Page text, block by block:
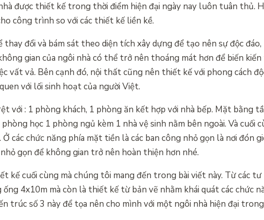
được thiết kế trong thời điểm hiện đại ngày nay luôn tuân thủ.
công trình so với các thiết kế liền kề.
đổi và bám sát theo diện tích xây dựng để tạo nên sự độc
gian của ngôi nhà có thể trở nên thoáng mát hơn để biến
vất vả. Bên cạnh đó, nội thất cũng nên thiết kế với phong cách
với lối sinh hoạt của người Việt.
với : 1 phòng khách, 1 phòng ăn kết hợp với nhà bếp. Mặt bằng
học 1 phòng ngủ kèm 1 nhà vệ sinh nằm bên ngoài. Và cuối
các chức năng phía mặt tiền là các ban công nhỏ gọn là nơi đón
gọn để không gian trở nên hoàn thiện hơn nhé.
kế cuối cùng mà chúng tôi mang đến trong bài viết này. Từ các
4x10m mà còn là thiết kế từ bản vẽ nhằm khái quát các chức
trúc số 3 này để tọa nên cho mình với một ngôi nhà hiện đại